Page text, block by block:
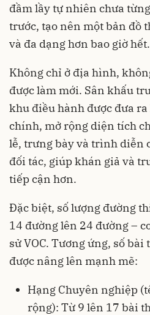
đầm lầy tự nhiên chưa
trước, tạo nên một bản đồ
và đa dạng hơn bao giờ hết.
Không chỉ ở địa hình,
được làm mới. Sân khấu
khu điều hành được đưa
chính, mở rộng diện tích
lễ, trưng bày và trình diễn
đối tác, giúp khán giả và
tiếp cận hơn.
Đặc biệt, số lượng đường
14 đường lên 24 đường –
sử VOC. Tương ứng, số
được nâng lên mạnh mẽ:
Hạng Chuyên nghiệp
rộng): Từ 9 lên 17 bài